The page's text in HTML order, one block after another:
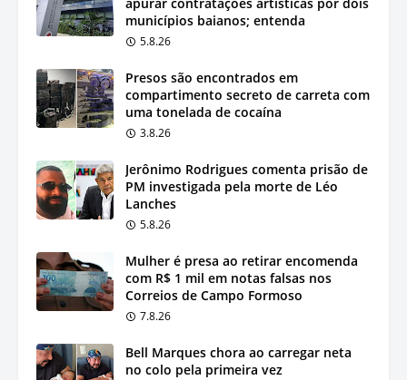
municípios baianos; entenda
5.8.26
Presos são encontrados em
compartimento secreto de carreta com
uma tonelada de cocaína
3.8.26
Jerônimo Rodrigues comenta prisão de
PM investigada pela morte de Léo
Lanches
5.8.26
Mulher é presa ao retirar encomenda
com R$ 1 mil em notas falsas nos
Correios de Campo Formoso
7.8.26
Bell Marques chora ao carregar neta
no colo pela primeira vez